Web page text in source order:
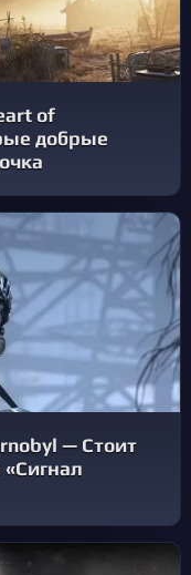
of
добрые
— Стоит